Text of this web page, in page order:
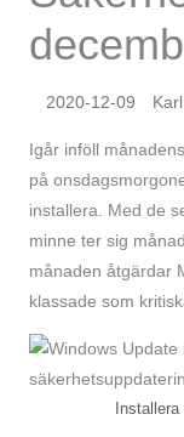
2020-12-09
Igår inföll
på
installera. Med de
minne ter sig
månaden åtgärdar
klassade som